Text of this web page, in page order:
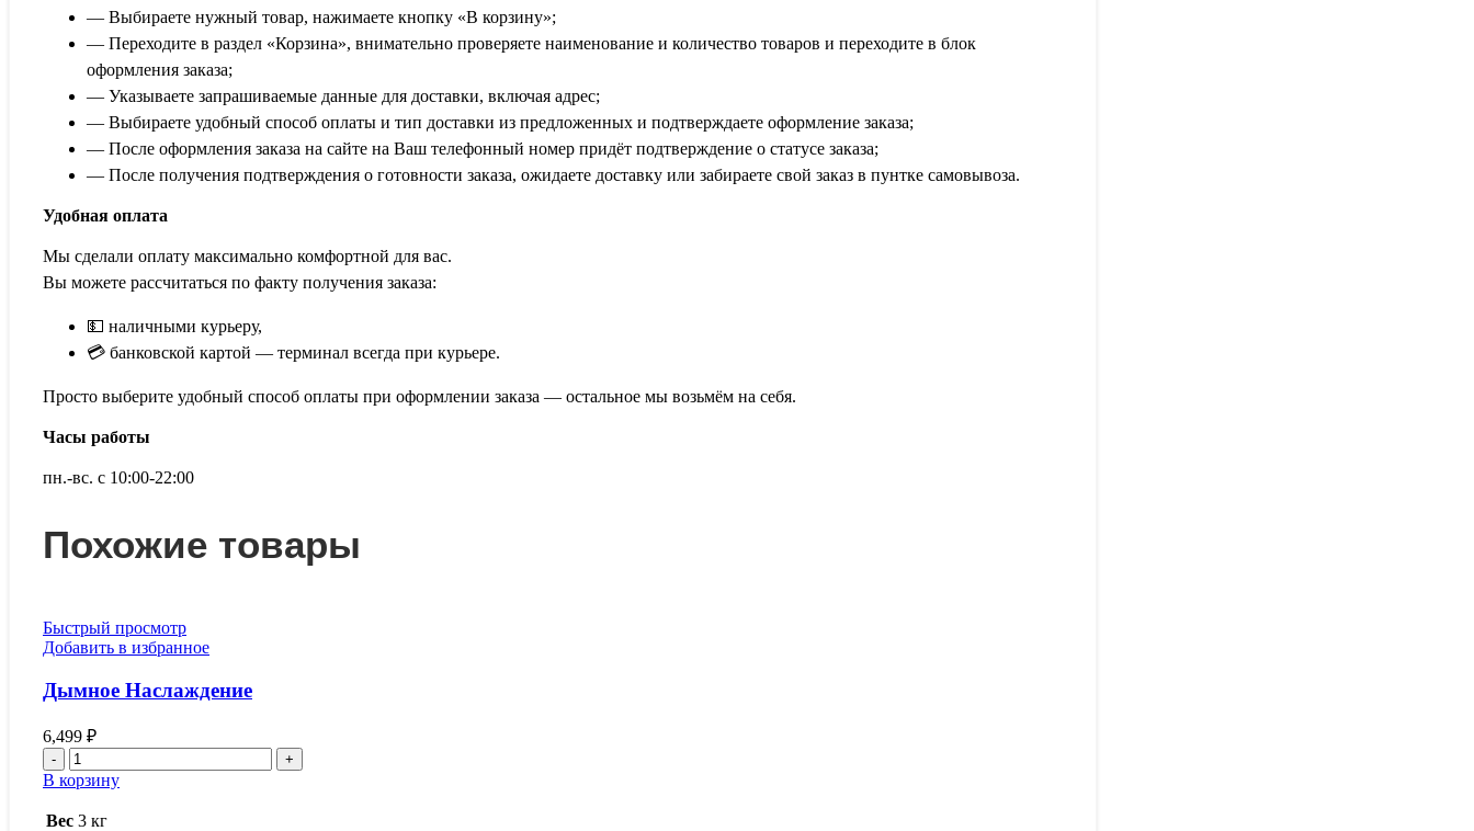
— Выбираете нужный товар, нажимаете кнопку «В корзину»;
— Переходите в раздел «Корзина», внимательно проверяете наименование и количество товаров и переходите в блок
оформления заказа;
— Указываете запрашиваемые данные для доставки, включая адрес;
— Выбираете удобный способ оплаты и тип доставки из предложенных и подтверждаете оформление заказа;
— После оформления заказа на сайте на Ваш телефонный номер придёт подтверждение о статусе заказа;
— После получения подтверждения о готовности заказа, ожидаете доставку или забираете свой заказ в пунтке самовывоза.
Удобная оплата
Мы сделали оплату максимально комфортной для вас.
Вы можете рассчитаться по факту получения заказа:
💵 наличными курьеру,
💳 банковской картой — терминал всегда при курьере.
Просто выберите удобный способ оплаты при оформлении заказа — остальное мы возьмём на себя.
Часы работы
пн.-вс. с 10:00-22:00
Похожие товары
Быстрый просмотр
Добавить в избранное
Дымное Наслаждение
6,499 ₽
Количество
товара
Дымное
Наслаждение
В корзину
Вес 3 кг